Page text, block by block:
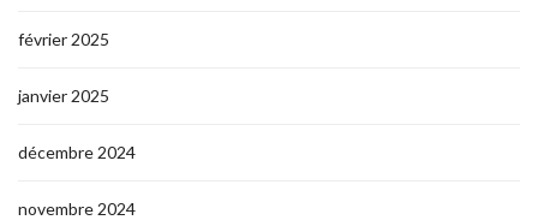
février 2025
janvier 2025
décembre 2024
novembre 2024